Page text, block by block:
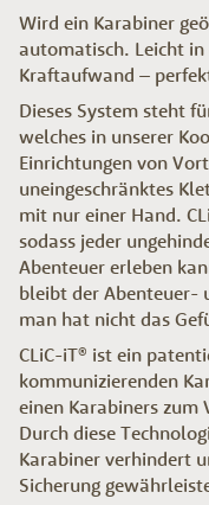
Wird ein Karabiner
automatisch. Leicht
Kraftaufwand –
Dieses System steht
welches in unserer
Einrichtungen von
uneingeschränktes
mit nur einer Hand.
sodass jeder
Abenteuer erleben
bleibt der Abenteuer-
man hat nicht das
CLiC-iT® ist ein
kommunizierenden
einen Karabiners zum
Durch diese
Karabiner verhindert
Sicherung